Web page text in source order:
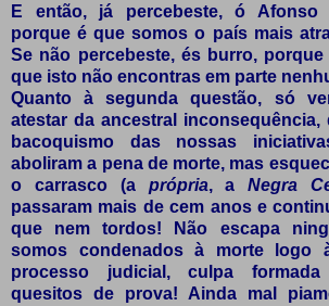
E então, já percebeste, ó Afonso
porque é que somos o país mais
Se não percebeste, és burro,
que isto não encontras em parte
Quanto à segunda questão, só
atestar da ancestral inconsequência,
bacoquismo das nossas
aboliram a pena de morte, mas
o carrasco (a própria, aNegra
passaram mais de cem anos e
que nem tordos! Não escapa
somos condenados à morte logo
processo judicial, culpa
quesitos de prova! Ainda mal